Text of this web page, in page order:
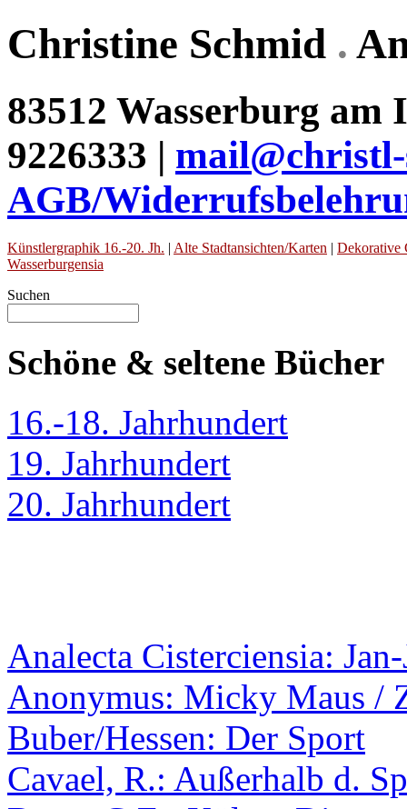
Christine Schmid .
83512 Wasserburg am
9226333 |
AGB/
Künstlergraphik 16.-20. Jh. | Alte Stadtansichten/Karten | Dekorative
Wasserburgensia
Suchen
Schöne & seltene Bücher
16.-18. Jahrhundert
19. Jahrhundert
20. Jahrhundert
Analecta Cisterciensia:
Anonymus: Micky Maus /
Buber/Hessen: Der Sport
Cavael, R.: Außerhalb d.